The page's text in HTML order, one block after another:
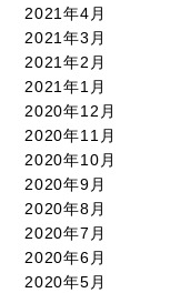
2021年4月
2021年3月
2021年2月
2021年1月
2020年12月
2020年11月
2020年10月
2020年9月
2020年8月
2020年7月
2020年6月
2020年5月